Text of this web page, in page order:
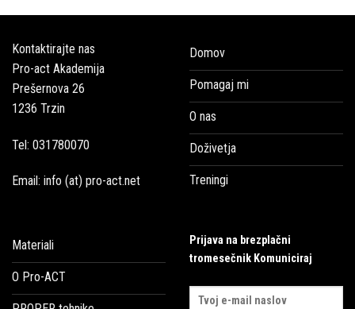
Kontaktirajte nas
Pro-act Akademija
Prešernova 26
1236 Trzin
Tel: 031780070
Email: info (at) pro-act.net
Domov
Pomagaj mi
O nas
Doživetja
Treningi
Materiali
O Pro-ACT
Prijava na brezplačni
tromesečnik Komuniciraj